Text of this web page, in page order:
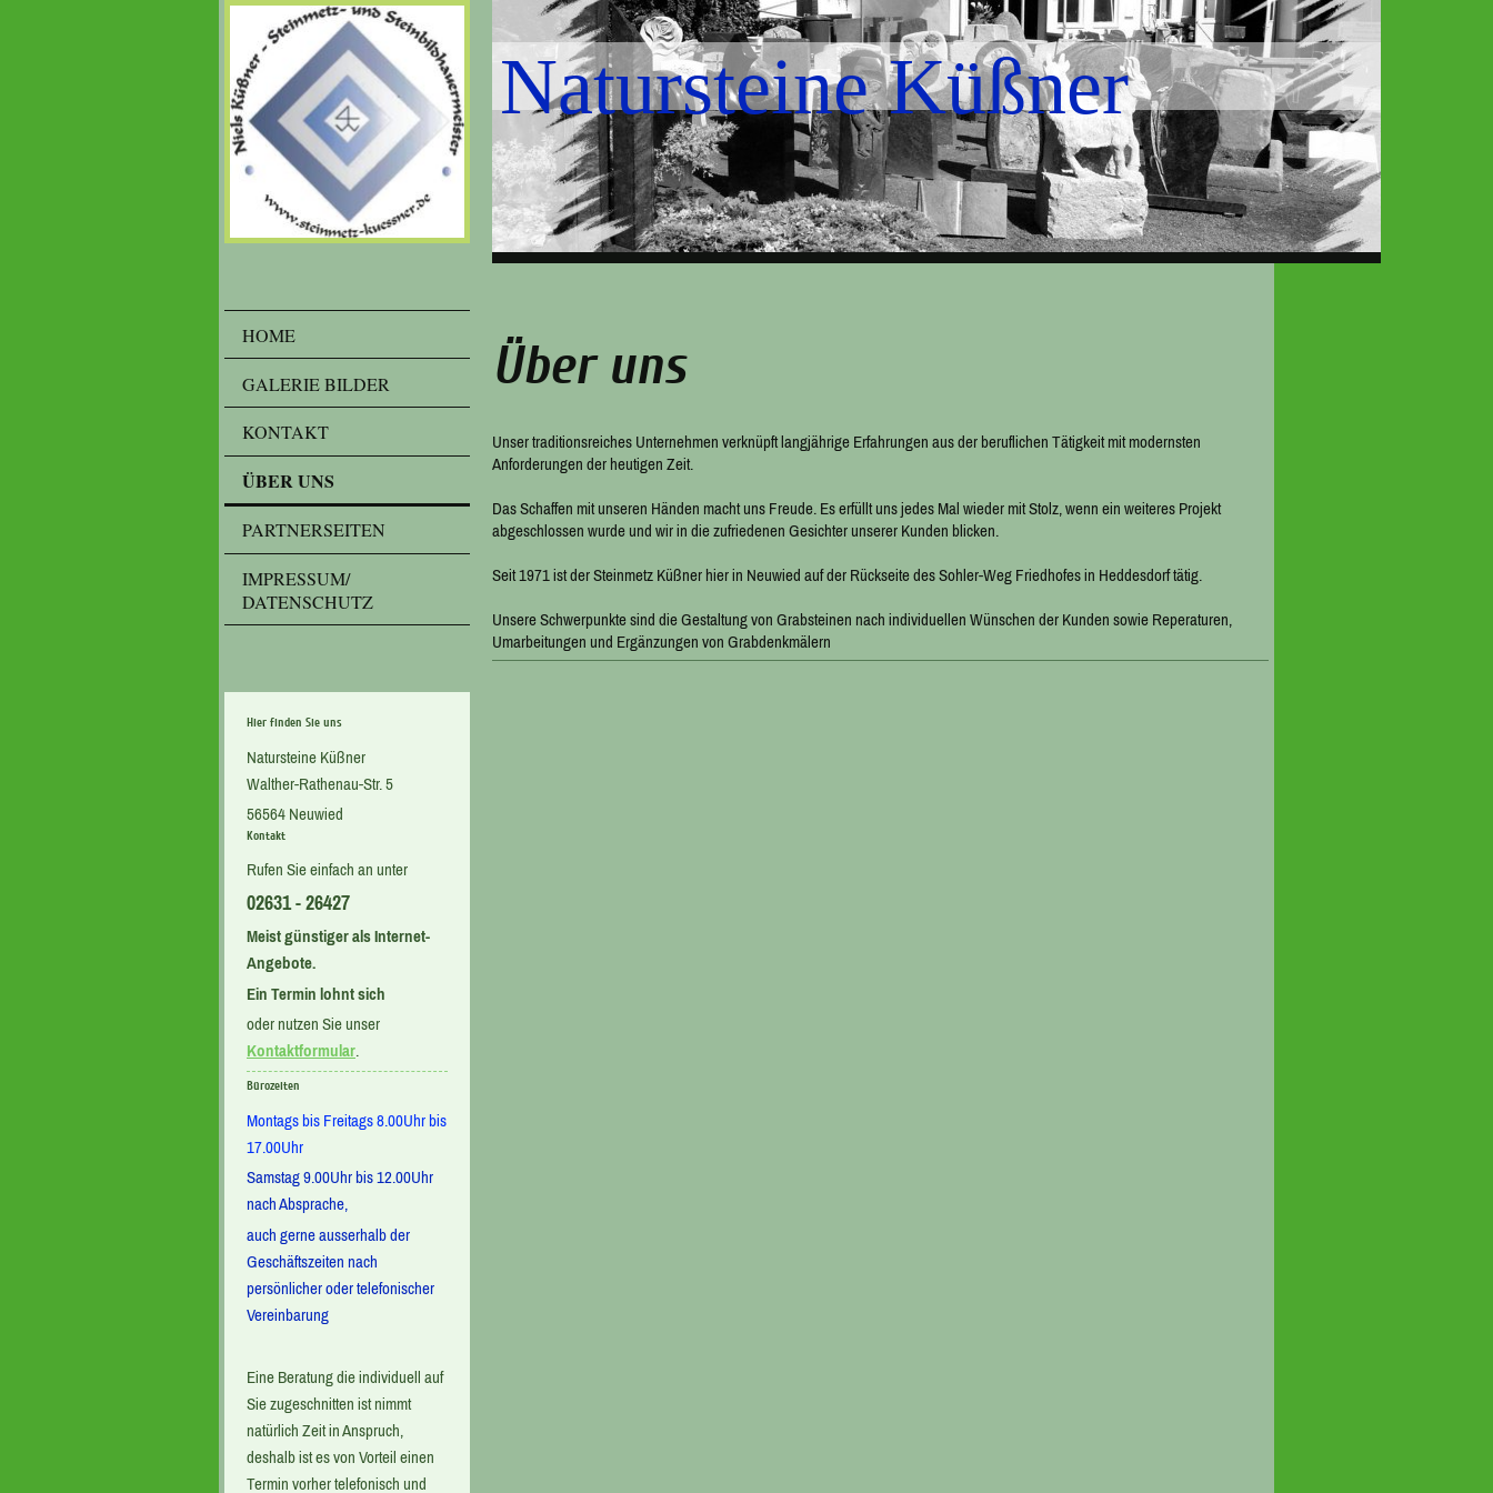
HOME
GALERIE BILDER
KONTAKT
ÜBER UNS
PARTNERSEITEN
IMPRESSUM/
DATENSCHUTZ
Hier finden Sie uns
Natursteine Küßner
Walther-Rathenau-Str. 5
56564 Neuwied
Kontakt
Rufen Sie einfach an unter
02631 - 26427
Meist günstiger als Internet-
Angebote.
Ein Termin lohnt sich
oder nutzen Sie unser
Kontaktformular.
Bürozeiten
Montags bis Freitags 8.00Uhr bis
17.00Uhr
Samstag 9.00Uhr bis 12.00Uhr
nach Absprache,
auch gerne ausserhalb der
Geschäftszeiten nach
persönlicher oder telefonischer
Vereinbarung
Eine Beratung die individuell auf
Sie zugeschnitten ist nimmt
natürlich Zeit in Anspruch,
deshalb ist es von Vorteil einen
Termin vorher telefonisch und
Natursteine Küßner
Über uns
Unser traditionsreiches Unternehmen verknüpft langjährige Erfahrungen aus der beruflichen Tätigkeit mit modernsten
Anforderungen der heutigen Zeit.
Das Schaffen mit unseren Händen macht uns Freude. Es erfüllt uns jedes Mal wieder mit Stolz, wenn ein weiteres Projekt
abgeschlossen wurde und wir in die zufriedenen Gesichter unserer Kunden blicken.
Seit 1971 ist der Steinmetz Küßner hier in Neuwied auf der Rückseite des Sohler-Weg Friedhofes in Heddesdorf tätig.
Unsere Schwerpunkte sind die Gestaltung von Grabsteinen nach individuellen Wünschen der Kunden sowie Reperaturen,
Umarbeitungen und Ergänzungen von Grabdenkmälern